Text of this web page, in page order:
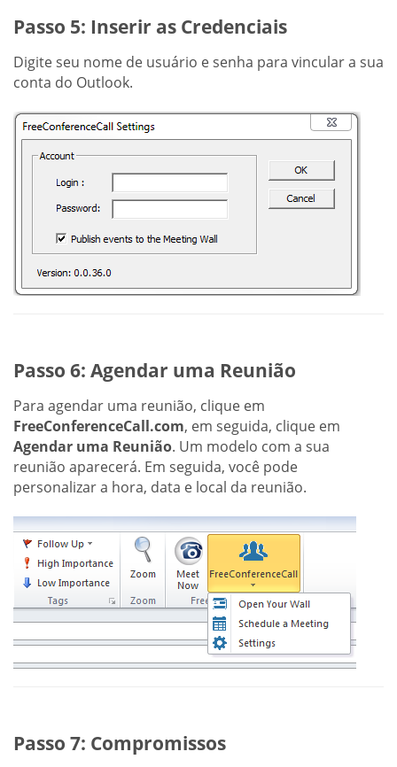
Passo 5: Inserir as Credenciais
Digite seu nome de usuário e senha para vincular a sua
conta do Outlook.
Passo 6: Agendar uma Reunião
Para agendar uma reunião, clique em
FreeConferenceCall.com, em seguida, clique em
Agendar uma Reunião. Um modelo com a sua
reunião aparecerá. Em seguida, você pode
personalizar a hora, data e local da reunião.
Passo 7: Compromissos